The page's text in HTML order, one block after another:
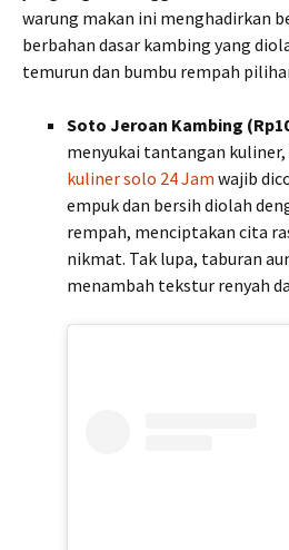
warung makan ini menghadirkan
berbahan dasar kambing yang
temurun dan bumbu rempah
Soto Jeroan Kambing
menyukai tantangan
kuliner solo 24 Jam wajib
empuk dan bersih diolah
rempah, menciptakan cita
nikmat. Tak lupa, taburan
menambah tekstur renyah